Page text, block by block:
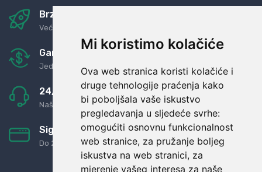
Mi koristimo kolačiće
Ova web stranica koristi kolačiće i
druge tehnologije praćenja kako
bi poboljšala vaše iskustvo
pregledavanja u sljedeće svrhe:
omogućiti osnovnu funkcionalnost
web stranice, za pružanje boljeg
iskustva na web stranici, za
mjerenje vašeg interesa za naše
Brza i sigurna dostava
Već za nekoliko dana kod vas
Garancija u povrat novaca
Jednostavno pravilo: Roba za novac
24/7 odlična podrška
Naši agenti uvijek na raspolaganju
Sigurno obročno plaćanje
Do 24 rata bez kamata